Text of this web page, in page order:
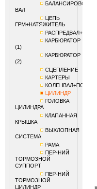
ВАЛ
ЦЕПЬ
ГРМ+НАТЯЖИТЕЛЬ
КАРБЮРАТОР
(1)
КАРБЮРАТОР
(2)
СЦЕПЛЕНИЕ
КАРТЕРЫ
ЦИЛИНДР
ГОЛОВКА
ЦИЛИНДРА
КЛАПАННАЯ
КРЫШКА
ВЫХЛОПНАЯ
СИСТЕМА
РАМА
ПЕР-НИЙ
ТОРМОЗНОЙ
СУППОРТ
ПЕР-НИЙ
ТОРМОЗНОЙ
ЦИЛИНДР